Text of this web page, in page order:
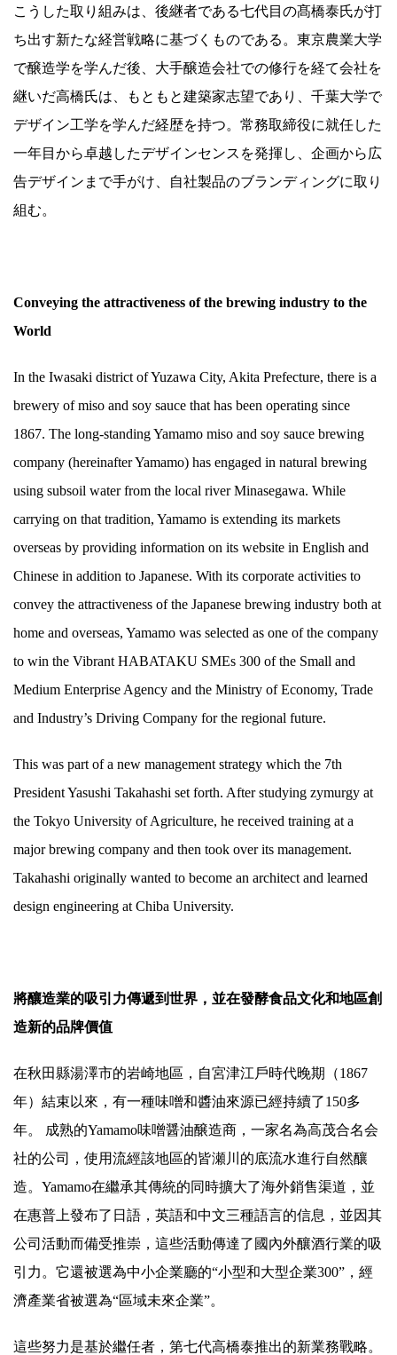
こうした取り組みは、後継者である七代目の髙橋泰氏が打
ち出す新たな経営戦略に基づくものである。東京農業大学
で醸造学を学んだ後、大手醸造会社での修行を経て会社を
継いだ高橋氏は、もともと建築家志望であり、千葉大学で
デザイン工学を学んだ経歴を持つ。常務取締役に就任した
一年目から卓越したデザインセンスを発揮し、企画から広
告デザインまで手がけ、自社製品のブランディングに取り
組む。
Conveying the attractiveness of the brewing industry to the
World
In the Iwasaki district of Yuzawa City, Akita Prefecture, there is a
brewery of miso and soy sauce that has been operating since
1867. The long-standing Yamamo miso and soy sauce brewing
company (hereinafter Yamamo) has engaged in natural brewing
using subsoil water from the local river Minasegawa. While
carrying on that tradition, Yamamo is extending its markets
overseas by providing information on its website in English and
Chinese in addition to Japanese. With its corporate activities to
convey the attractiveness of the Japanese brewing industry both at
home and overseas, Yamamo was selected as one of the company
to win the Vibrant HABATAKU SMEs 300 of the Small and
Medium Enterprise Agency and the Ministry of Economy, Trade
and Industry’s Driving Company for the regional future.
This was part of a new management strategy which the 7th
President Yasushi Takahashi set forth. After studying zymurgy at
the Tokyo University of Agriculture, he received training at a
major brewing company and then took over its management.
Takahashi originally wanted to become an architect and learned
design engineering at Chiba University.
將釀造業的吸引力傳遞到世界，並在發酵食品文化和地區創
造新的品牌價值
在秋田縣湯澤市的岩崎地區，自宮津江戶時代晚期（1867
年）結束以來，有一種味噌和醬油來源已經持續了150多
年。 成熟的Yamamo味噌醤油醸造商，一家名為高茂合名会
社的公司，使用流經該地區的皆瀬川的底流水進行自然釀
造。Yamamo在繼承其傳統的同時擴大了海外銷售渠道，並
在惠普上發布了日語，英語和中文三種語言的信息，並因其
公司活動而備受推崇，這些活動傳達了國內外釀酒行業的吸
引力。它還被選為中小企業廳的“小型和大型企業300”，經
濟產業省被選為“區域未來企業”。
這些努力是基於繼任者，第七代高橋泰推出的新業務戰略。